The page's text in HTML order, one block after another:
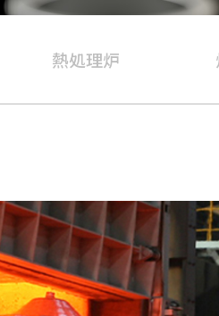
熱処理炉